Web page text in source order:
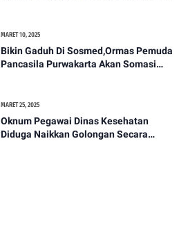
MARET 10, 2025
Bikin Gaduh Di Sosmed,Ormas Pemuda
Pancasila Purwakarta Akan Somasi
MARET 25, 2025
Oknum Pegawai Dinas Kesehatan
Diduga Naikkan Golongan Secara